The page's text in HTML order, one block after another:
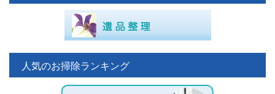
人気のお掃除ランキング